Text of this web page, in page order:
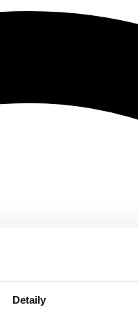
Detaily